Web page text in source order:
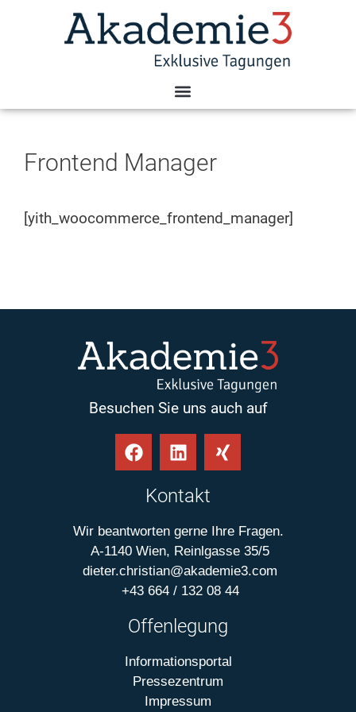
Frontend Manager
[yith_woocommerce_frontend_manager]
Besuchen Sie uns auch auf
Kontakt
Wir beantworten gerne Ihre Fragen.
A-1140 Wien, Reinlgasse 35/5
dieter.christian@akademie3.com
+43 664 / 132 08 44
Offenlegung
Informationsportal
Pressezentrum
Impressum